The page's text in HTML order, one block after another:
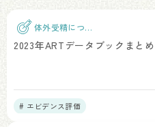
体外受精につい
て
2023年ARTデータブックまと
# エビデンス評価